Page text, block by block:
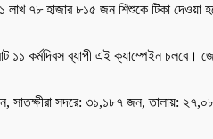
৭৮ হাজার ৮১৫ জন শিশুকে টিকা দেওয়া
১১ কর্মদিবস ব্যাপী এই ক্যাম্পেইন
জন, সাতক্ষীরা সদরে: ৩১,১৮৭ জন,